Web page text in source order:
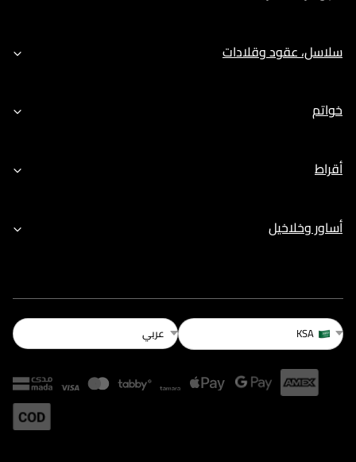
سلاسل، عقود وقلادات
خواتم
أقراط
أساور وخلاخيل
KSA عربي